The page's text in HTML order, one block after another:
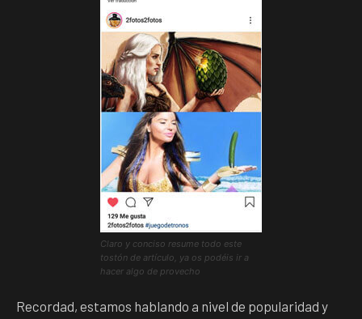
Claro y conciso resume todo este
tostón de artículo, ya os podéis ir a
hacer algo de provecho
Recordad, estamos hablando a nivel de popularidad y